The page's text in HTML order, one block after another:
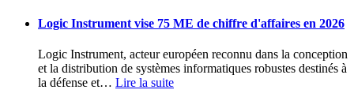
Logic Instrument vise 75 ME de chiffre d'affaires en 2026
Logic Instrument, acteur européen reconnu dans la conception
et la distribution de systèmes informatiques robustes destinés à
la défense et… Lire la suite